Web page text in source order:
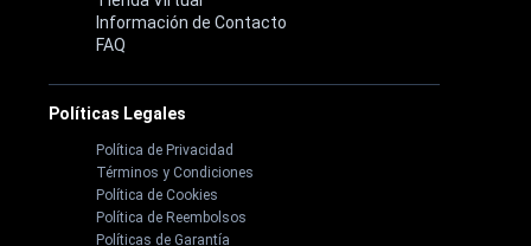
Información de Contacto
FAQ
Políticas Legales
Política de Privacidad
Términos y Condiciones
Política de Cookies
Política de Reembolsos
Políticas de Garantía